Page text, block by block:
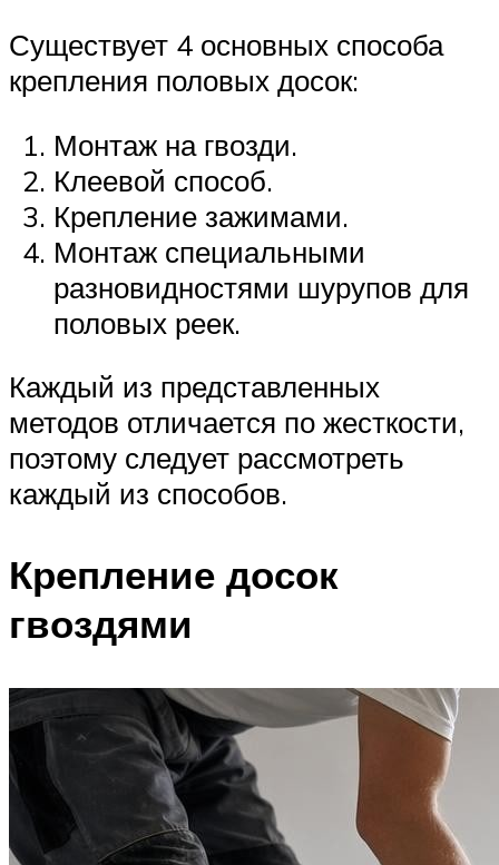
Существует 4 основных способа
крепления половых досок:
Монтаж на гвозди.
Клеевой способ.
Крепление зажимами.
Монтаж специальными
разновидностями шурупов для
половых реек.
Каждый из представленных
методов отличается по жесткости,
поэтому следует рассмотреть
каждый из способов.
Крепление досок
гвоздями